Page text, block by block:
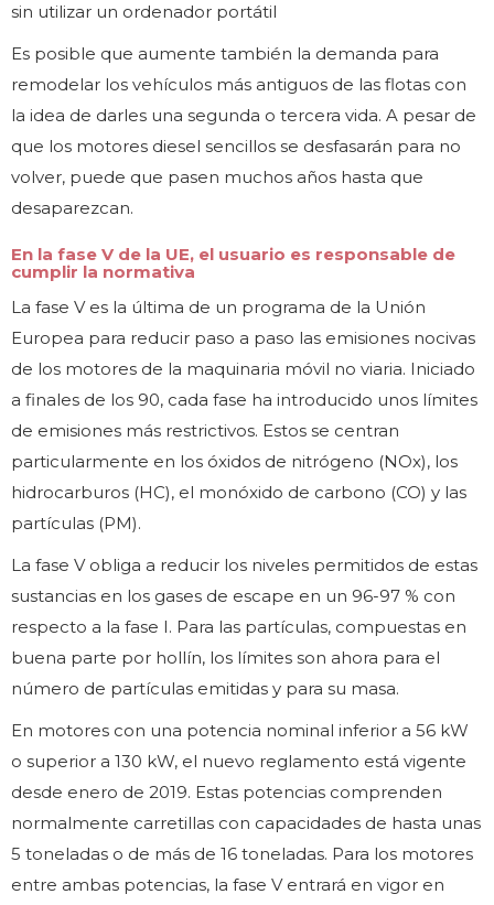
sin utilizar un ordenador portátil
Es posible que aumente también la demanda para
remodelar los vehículos más antiguos de las flotas con
la idea de darles una segunda o tercera vida. A pesar de
que los motores diesel sencillos se desfasarán para no
volver, puede que pasen muchos años hasta que
desaparezcan.
En la fase V de la UE, el usuario es responsable de
cumplir la normativa
La fase V es la última de un programa de la Unión
Europea para reducir paso a paso las emisiones nocivas
de los motores de la maquinaria móvil no viaria. Iniciado
a finales de los 90, cada fase ha introducido unos límites
de emisiones más restrictivos. Estos se centran
particularmente en los óxidos de nitrógeno (NOx), los
hidrocarburos (HC), el monóxido de carbono (CO) y las
partículas (PM).
La fase V obliga a reducir los niveles permitidos de estas
sustancias en los gases de escape en un 96-97 % con
respecto a la fase I. Para las partículas, compuestas en
buena parte por hollín, los límites son ahora para el
número de partículas emitidas y para su masa.
En motores con una potencia nominal inferior a 56 kW
o superior a 130 kW, el nuevo reglamento está vigente
desde enero de 2019. Estas potencias comprenden
normalmente carretillas con capacidades de hasta unas
5 toneladas o de más de 16 toneladas. Para los motores
entre ambas potencias, la fase V entrará en vigor en